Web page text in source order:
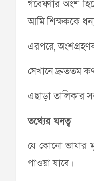
গবেষণার অংশ
আমি শিক্ষককে
এরপরে,
সেখানে দ্রুততম
এছাড়া তালিকার
তথ্যের ঘনত্ব
যে কোনো ভাষার
পাওয়া যাবে।